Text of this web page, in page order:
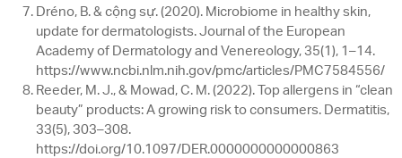
Dréno, B. & cộng sự. (2020). Microbiome in healthy skin,
update for dermatologists. Journal of the European
Academy of Dermatology and Venereology, 35(1), 1–14.
https://www.ncbi.nlm.nih.gov/pmc/articles/PMC7584556/
Reeder, M. J., & Mowad, C. M. (2022). Top allergens in “clean
beauty” products: A growing risk to consumers. Dermatitis,
33(5), 303–308.
https://doi.org/10.1097/DER.0000000000000863